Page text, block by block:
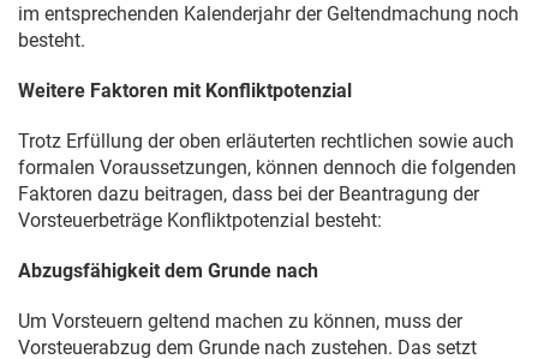
im entsprechenden Kalenderjahr der Geltendmachung noch
besteht.
Weitere Faktoren mit Konfliktpotenzial
Trotz Erfüllung der oben erläuterten rechtlichen sowie auch
formalen Voraussetzungen, können dennoch die folgenden
Faktoren dazu beitragen, dass bei der Beantragung der
Vorsteuerbeträge Konfliktpotenzial besteht:
Abzugsfähigkeit dem Grunde nach
Um Vorsteuern geltend machen zu können, muss der
Vorsteuerabzug dem Grunde nach zustehen. Das setzt